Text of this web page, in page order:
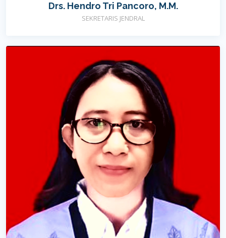
Drs. Hendro Tri Pancoro, M.M.
SEKRETARIS JENDRAL